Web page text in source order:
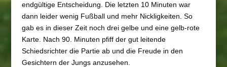
endgültige Entscheidung. Die letzten 10 Minuten war
dann leider wenig Fußball und mehr Nickligkeiten. So
gab es in dieser Zeit noch drei gelbe und eine gelb-rote
Karte. Nach 90. Minuten pfiff der gut leitende
Schiedsrichter die Partie ab und die Freude in den
Gesichtern der Jungs anzusehen.